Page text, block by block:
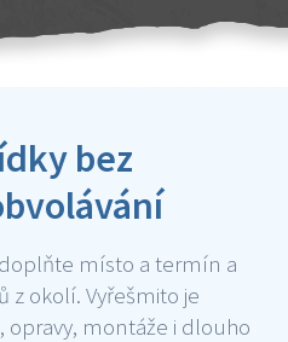
bez
místo a termín a
z okolí. Vyřešmito je
montáže i dlouho